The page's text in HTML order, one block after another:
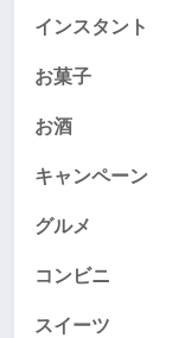
インスタント
お菓子
お酒
キャンペーン
グルメ
コンビニ
スイーツ